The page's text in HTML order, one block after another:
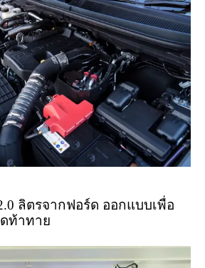
ลิตรจากฟอร์ด ออกแบบเพื่อ
ท้าทาย